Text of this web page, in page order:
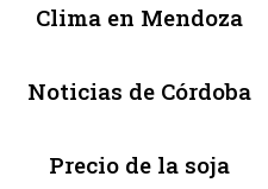
Clima en Mendoza
Noticias de Córdoba
Precio de la soja